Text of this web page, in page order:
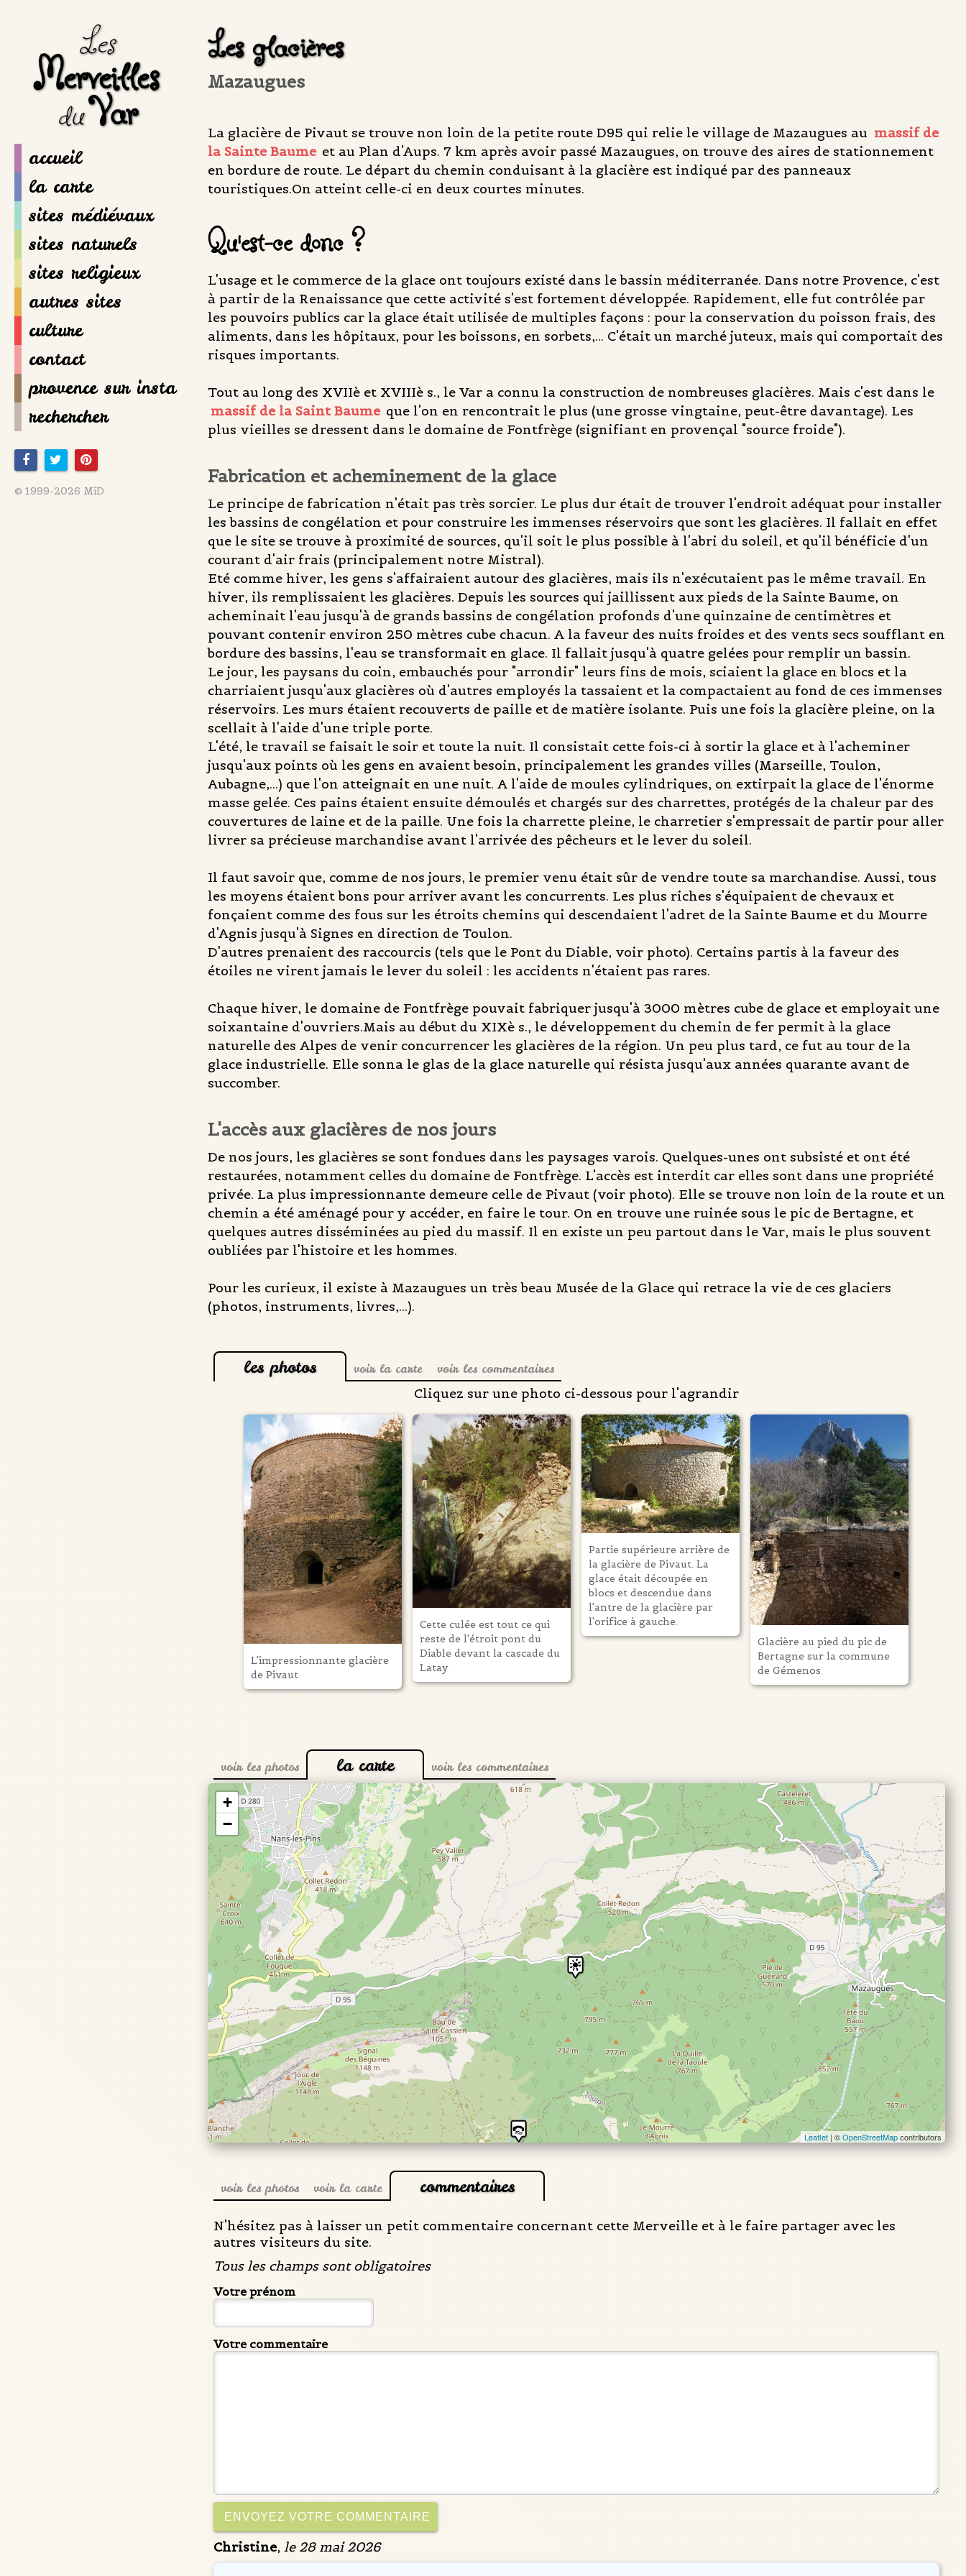
Les
Merveilles
duVar
accueil
la carte
sites médiévaux
sites naturels
sites religieux
autres sites
culture
contact
provence sur insta
rechercher
© 1999-2026 MiD
Les glacières
Mazaugues
La glacière de Pivaut se trouve non loin de la petite route D95 qui relie le village de Mazaugues au massif de
la Sainte Baume et au Plan d'Aups. 7 km après avoir passé Mazaugues, on trouve des aires de stationnement
en bordure de route. Le départ du chemin conduisant à la glacière est indiqué par des panneaux
touristiques.On atteint celle-ci en deux courtes minutes.
Qu'est-ce donc ?
L'usage et le commerce de la glace ont toujours existé dans le bassin méditerranée. Dans notre Provence, c'est
à partir de la Renaissance que cette activité s'est fortement développée. Rapidement, elle fut contrôlée par
les pouvoirs publics car la glace était utilisée de multiples façons : pour la conservation du poisson frais, des
aliments, dans les hôpitaux, pour les boissons, en sorbets,... C'était un marché juteux, mais qui comportait des
risques importants.
Tout au long des XVIIè et XVIIIè s., le Var a connu la construction de nombreuses glacières. Mais c'est dans le
massif de la Saint Baume que l'on en rencontrait le plus (une grosse vingtaine, peut-être davantage). Les
plus vieilles se dressent dans le domaine de Fontfrège (signifiant en provençal "source froide").
Fabrication et acheminement de la glace
Le principe de fabrication n'était pas très sorcier. Le plus dur était de trouver l'endroit adéquat pour installer
les bassins de congélation et pour construire les immenses réservoirs que sont les glacières. Il fallait en effet
que le site se trouve à proximité de sources, qu'il soit le plus possible à l'abri du soleil, et qu'il bénéficie d'un
courant d'air frais (principalement notre Mistral).
Eté comme hiver, les gens s'affairaient autour des glacières, mais ils n'exécutaient pas le même travail. En
hiver, ils remplissaient les glacières. Depuis les sources qui jaillissent aux pieds de la Sainte Baume, on
acheminait l'eau jusqu'à de grands bassins de congélation profonds d'une quinzaine de centimètres et
pouvant contenir environ 250 mètres cube chacun. A la faveur des nuits froides et des vents secs soufflant en
bordure des bassins, l'eau se transformait en glace. Il fallait jusqu'à quatre gelées pour remplir un bassin.
Le jour, les paysans du coin, embauchés pour "arrondir" leurs fins de mois, sciaient la glace en blocs et la
charriaient jusqu'aux glacières où d'autres employés la tassaient et la compactaient au fond de ces immenses
réservoirs. Les murs étaient recouverts de paille et de matière isolante. Puis une fois la glacière pleine, on la
scellait à l'aide d'une triple porte.
L'été, le travail se faisait le soir et toute la nuit. Il consistait cette fois-ci à sortir la glace et à l'acheminer
jusqu'aux points où les gens en avaient besoin, principalement les grandes villes (Marseille, Toulon,
Aubagne,...) que l'on atteignait en une nuit. A l'aide de moules cylindriques, on extirpait la glace de l'énorme
masse gelée. Ces pains étaient ensuite démoulés et chargés sur des charrettes, protégés de la chaleur par des
couvertures de laine et de la paille. Une fois la charrette pleine, le charretier s'empressait de partir pour aller
livrer sa précieuse marchandise avant l'arrivée des pêcheurs et le lever du soleil.
Il faut savoir que, comme de nos jours, le premier venu était sûr de vendre toute sa marchandise. Aussi, tous
les moyens étaient bons pour arriver avant les concurrents. Les plus riches s'équipaient de chevaux et
fonçaient comme des fous sur les étroits chemins qui descendaient l'adret de la Sainte Baume et du Mourre
d'Agnis jusqu'à Signes en direction de Toulon.
D'autres prenaient des raccourcis (tels que le Pont du Diable, voir photo). Certains partis à la faveur des
étoiles ne virent jamais le lever du soleil : les accidents n'étaient pas rares.
Chaque hiver, le domaine de Fontfrège pouvait fabriquer jusqu'à 3000 mètres cube de glace et employait une
soixantaine d'ouvriers.Mais au début du XIXè s., le développement du chemin de fer permit à la glace
naturelle des Alpes de venir concurrencer les glacières de la région. Un peu plus tard, ce fut au tour de la
glace industrielle. Elle sonna le glas de la glace naturelle qui résista jusqu'aux années quarante avant de
succomber.
L'accès aux glacières de nos jours
De nos jours, les glacières se sont fondues dans les paysages varois. Quelques-unes ont subsisté et ont été
restaurées, notamment celles du domaine de Fontfrège. L'accès est interdit car elles sont dans une propriété
privée. La plus impressionnante demeure celle de Pivaut (voir photo). Elle se trouve non loin de la route et un
chemin a été aménagé pour y accéder, en faire le tour. On en trouve une ruinée sous le pic de Bertagne, et
quelques autres disséminées au pied du massif. Il en existe un peu partout dans le Var, mais le plus souvent
oubliées par l'histoire et les hommes.
Pour les curieux, il existe à Mazaugues un très beau Musée de la Glace qui retrace la vie de ces glaciers
(photos, instruments, livres,...).
les photos voir la carte voir les commentaires
Cliquez sur une photo ci-dessous pour l'agrandir
L'impressionnante glacière
de Pivaut
Cette culée est tout ce qui
reste de l'étroit pont du
Diable devant la cascade du
Latay
Partie supérieure arrière de
la glacière de Pivaut. La
glace était découpée en
blocs et descendue dans
l'antre de la glacière par
l'orifice à gauche.
Glacière au pied du pic de
Bertagne sur la commune
de Gémenos
voir les photos la carte voir les commentaires
+
−
Leaflet | ©OpenStreetMapcontributors
voir les photos voir la carte commentaires
N'hésitez pas à laisser un petit commentaire concernant cette Merveille et à le faire partager avec les
autres visiteurs du site.
Tous les champs sont obligatoires
Votre prénom
Votre commentaire
Christine,le 28 mai 2026